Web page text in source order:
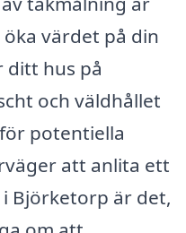
värdet på din
ditt hus på
och väldhållet
potentiella
att anlita ett
Björketorp är det,